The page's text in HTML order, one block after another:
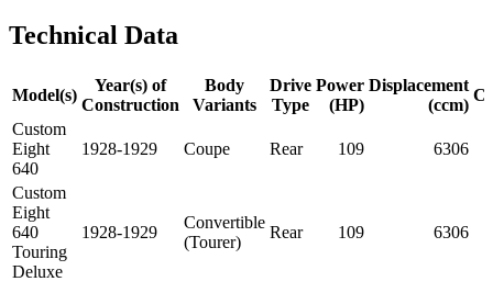
Technical Data
Model(s)
Year(s) of
Construction
Body
Variants
Drive
Type
Power
(HP)
Displacement
(ccm)
Custom
Eight
640
1928-1929 Coupe Rear 109 6306
Custom
Eight
640
Touring
Deluxe
1928-1929
Convertible
(Tourer)
Rear 109 6306